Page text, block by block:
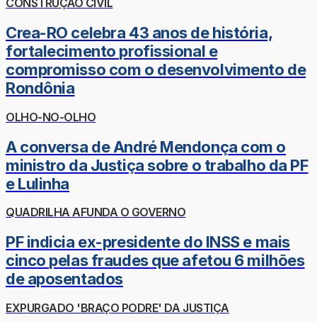
CONSTRUÇÃO CIVIL
Crea-RO celebra 43 anos de história,
fortalecimento profissional e
compromisso com o desenvolvimento de
Rondônia
OLHO-NO-OLHO
A conversa de André Mendonça com o
ministro da Justiça sobre o trabalho da PF
e Lulinha
QUADRILHA AFUNDA O GOVERNO
PF indicia ex-presidente do INSS e mais
cinco pelas fraudes que afetou 6 milhões
de aposentados
EXPURGADO 'BRAÇO PODRE' DA JUSTIÇA